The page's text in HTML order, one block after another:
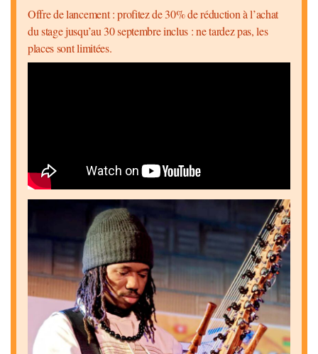
Offre de lancement : profitez de 30% de réduction à l’achat
du stage jusqu’au 30 septembre inclus : ne tardez pas, les
places sont limitées.